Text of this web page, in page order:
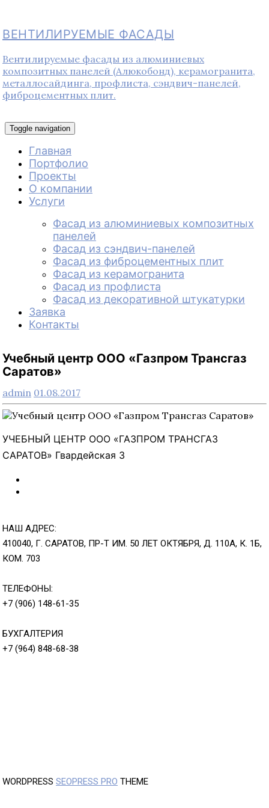
ВЕНТИЛИРУЕМЫЕ ФАСАДЫ
Вентилируемые фасады из алюминиевых
композитных панелей (Алюкобонд), керамогранита,
металлосайдинга, профлиста, сэндвич-панелей,
фиброцементных плит.
Toggle navigation
Главная
Портфолио
Проекты
О компании
Услуги
Фасад из алюминиевых композитных
панелей
Фасад из сэндвич-панелей
Фасад из фиброцементных плит
Фасад из керамогранита
Фасад из профлиста
Фасад из декоративной штукатурки
Заявка
Контакты
Учебный центр ООО «Газпром Трансгаз
Саратов»
admin 01.08.2017
УЧЕБНЫЙ ЦЕНТР ООО «ГАЗПРОМ ТРАНСГАЗ
САРАТОВ» Гвардейская 3
НАШ АДРЕС:
410040, Г. САРАТОВ, ПР-Т ИМ. 50 ЛЕТ ОКТЯБРЯ, Д. 110А, К. 1Б,
КОМ. 703
ТЕЛЕФОНЫ:
+7 (906) 148-61-35
БУХГАЛТЕРИЯ
+7 (964) 848-68-38
WORDPRESS SEOPRESS PRO THEME